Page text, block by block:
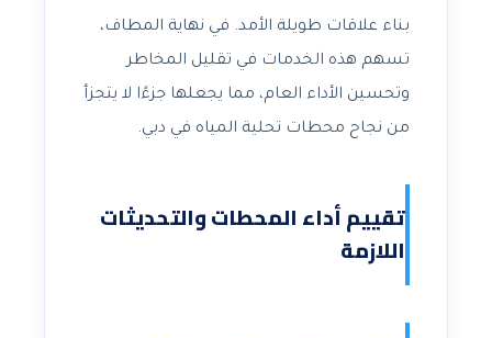
بناء علاقات طويلة الأمد. في نهاية المطاف،
تسهم هذه الخدمات في تقليل المخاطر
وتحسين الأداء العام، مما يجعلها جزءًا لا يتجزأ
من نجاح محطات تحلية المياه في دبي.
تقييم أداء المحطات والتحديثات
اللازمة